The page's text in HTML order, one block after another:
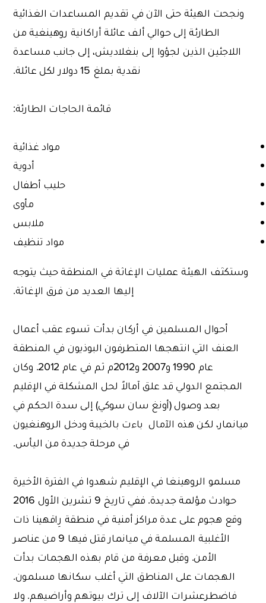
ونجحت الهيئة حتى الآن في تقديم المساعدات الغذائية
الطارئة إلى حوالي ألف عائلة أراكانية روهينغية من
اللاجئين الذين لجؤوا إلى بنغلاديش، إلى جانب مساعدة
نقدية بملغ 15 دولار لكل عائلة.
قائمة الحاجات الطارئة:
مواد غذائية
أدوية
حليب أطفال
مأوى
ملابس
مواد تنظيف
وستكثف الهيئة عمليات الإغاثة في المنطقة حيث يتوجه
إليها العديد من فرق الإغاثة.
أحوال المسلمين في أركان بدأت تسوء عقب أعمال
العنف التي انتهجها المتطرفون البوذيون في المنطقة
عام 1990 و2007 و2012م ثم في عام 2012. وكان
المجتمع الدولي قد علق آمالاً لحل المشكلة في الإقليم
بعد وصول (أونغ سان سوكي) إلى سدة الحكم في
ميانمار، لكن هذه الآمال باءت بالخيبة ودخل الروهنغيون
في مرحلة جديدة من اليأس.
مسلمو الروهينغا في الإقليم شهدوا في الفترة الأخيرة
حوادث مؤلمة جديدة. ففي تاريخ 9 تشرين الأول 2016
وقع هجوم على عدة مراكز أمنية في منطقة رِاقهينا ذات
الأغلبية المسلمة في ميانمار قتل فيها 9 من عناصر
الأمن. وقبل معرفة من قام بهذه الهجمات بدأت
الهجمات على المناطق التي أغلب سكانها مسلمون.
فاضطرعشرات الآلاف إلى ترك بيوتهم وأراضيهم. ولا